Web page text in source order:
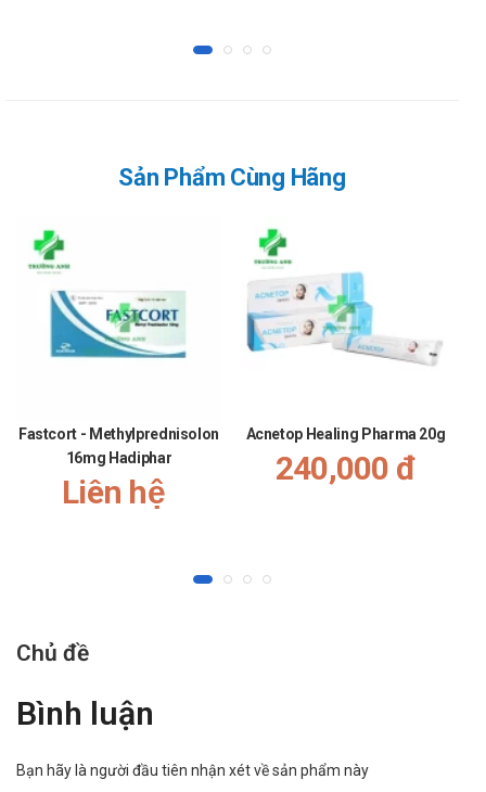
Vaseline Pure QM 10g
“Cám ơn quý khách đã tin dùng sản phẩm và dịch vụ
Nhà thuốc Trường Anh sẽ cố gắng
chăm sóc sức khỏe”.
Sản Phẩm Cùng Hãng
Fastcort - Methylprednisolon
16mg Hadiphar
Liên hệ
Acnetop Healing Pharma 20g
240,000 đ
Chủ đề
Bình luận
Bạn hãy là người đầu tiên nhận xét về sản phẩm này